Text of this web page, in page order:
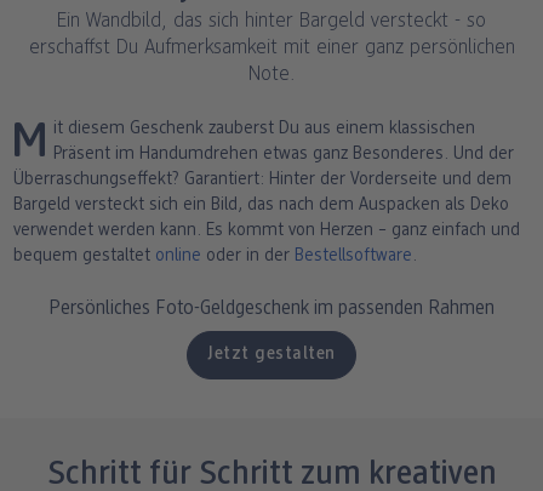
Fotos im Holzaufsteller
Little Prints
Fotomagnete
Fotosticker
Fotoaufsteller mit Standfuß
Biometrisches Passbild
Gallery Print
Fotocollage
hexxas
Poster mit Rahmen
Mehrteilige Bilder
Fotoleiste
Poster mit Design
Große Fotos
Express-Abholung
Fotospiele
Handyhüllen
Kissen & Textilien
Schule & Büro
Baby & Kind
Für unterwegs
Geschenkboxen
Haustier
Party
Einschulung
Alle Anlässe
Karte konfigurieren
Klappkarten
Foto- & Postkarten
Karte mit Einsteckfoto
Poster
Fotoleinwand
Fotopaneele
Markt
Ein Wandbild, das sich hinter Bargeld versteckt - so
erschaffst Du Aufmerksamkeit mit einer ganz persönlichen
Note.
Mit diesem Geschenk zauberst Du aus einem klassischen Präsent im Handumdrehen etwas ganz Besonderes. Und der
Überraschungseffekt? Garantiert: Hinter der Vorderseite und dem
Bargeld versteckt sich ein Bild, das nach dem Auspacken als Deko
verwendet werden kann. Es kommt von Herzen – ganz einfach und
bequem gestaltet online oder in der Bestellsoftware .
Persönliches Foto-Geldgeschenk im passenden Rahmen
Jetzt gestalten
Schritt für Schritt zum kreativen